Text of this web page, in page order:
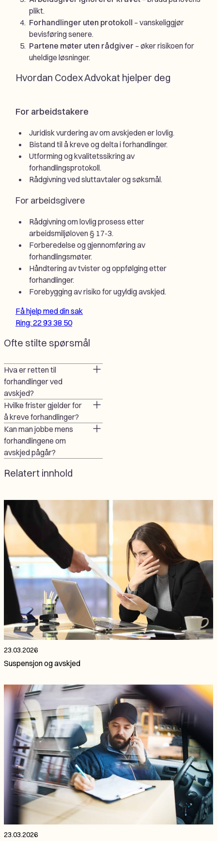
plikt.
Forhandlinger uten protokoll – vanskeliggjør
bevisføring senere.
Partene møter uten rådgiver – øker risikoen for
uheldige løsninger.
Hvordan Codex Advokat hjelper deg
For arbeidstakere
Juridisk vurdering av om avskjeden er lovlig.
Bistand til å kreve og delta i forhandlinger.
Utforming og kvalitetssikring av
forhandlingsprotokoll.
Rådgivning ved sluttavtaler og søksmål.
For arbeidsgivere
Rådgivning om lovlig prosess etter
arbeidsmiljøloven § 17-3.
Forberedelse og gjennomføring av
forhandlingsmøter.
Håndtering av tvister og oppfølging etter
forhandlinger.
Forebygging av risiko for ugyldig avskjed.
Få hjelp med din sak
Ring: 22 93 38 50
Ofte stilte spørsmål
Hva er retten til
forhandlinger ved
avskjed?
Hvilke frister gjelder for
å kreve forhandlinger?
Kan man jobbe mens
forhandlingene om
avskjed pågår?
Relatert innhold
23.03.2026
Suspensjon og avskjed
23.03.2026